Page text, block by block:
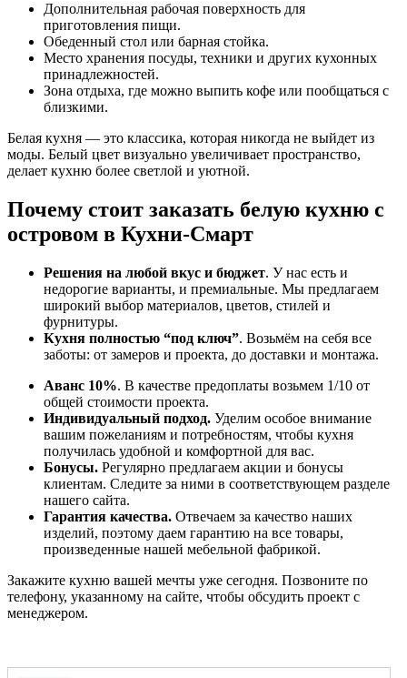
Дополнительная рабочая поверхность для
приготовления пищи.
Обеденный стол или барная стойка.
Место хранения посуды, техники и других кухонных
принадлежностей.
Зона отдыха, где можно выпить кофе или пообщаться с
близкими.
Белая кухня — это классика, которая никогда не выйдет из
моды. Белый цвет визуально увеличивает пространство,
делает кухню более светлой и уютной.
Почему стоит заказать белую кухню с
островом в Кухни-Смарт
Решения на любой вкус и бюджет. У нас есть и
недорогие варианты, и премиальные. Мы предлагаем
широкий выбор материалов, цветов, стилей и
фурнитуры.
Кухня полностью “под ключ”. Возьмём на себя все
заботы: от замеров и проекта, до доставки и монтажа.
Аванс 10%. В качестве предоплаты возьмем 1/10 от
общей стоимости проекта.
Индивидуальный подход. Уделим особое внимание
вашим пожеланиям и потребностям, чтобы кухня
получилась удобной и комфортной для вас.
Бонусы. Регулярно предлагаем акции и бонусы
клиентам. Следите за ними в соответствующем разделе
нашего сайта.
Гарантия качества. Отвечаем за качество наших
изделий, поэтому даем гарантию на все товары,
произведенные нашей мебельной фабрикой.
Закажите кухню вашей мечты уже сегодня. Позвоните по
телефону, указанному на сайте, чтобы обсудить проект с
менеджером.